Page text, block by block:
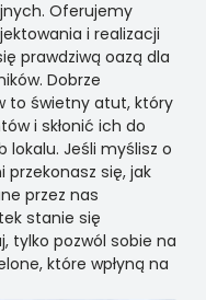
Oferujemy
i realizacji
prawdziwą oazą dla
Dobrze
to świetny atut, który
i skłonić ich do
lokalu. Jeśli myślisz o
przekonasz się, jak
przez nas
stanie się
tylko pozwól sobie na
które wpłyną na